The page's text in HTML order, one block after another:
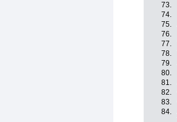
73.
74.
75.
76.
77.
78.
79.
80.
81.
82.
83.
84.